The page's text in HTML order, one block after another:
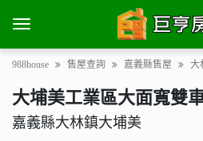
988house 售屋查詢 嘉義縣售屋 大
大埔美工業區大面寬雙
嘉義縣大林鎮大埔美